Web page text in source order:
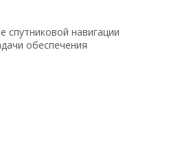
навигации
обеспечения